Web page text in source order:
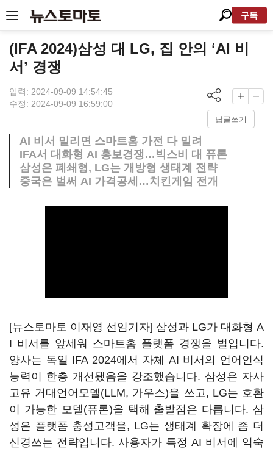
구독
(IFA 2024)삼성 대 LG, 집 안의 ‘AI 비
서’ 경쟁
입력: 2024-09-09 14:54:45
수정: 2024-09-09 16:59:00
답글쓰기
AI 비서 밀리면 스마트홈 가전 다 밀려
IFA서 대화형 AI 홍보경쟁…빅스비 대 퓨론
삼성은 폐쇄형, LG는 개방형 생태계 전략
중국은 벌써 AI 가격공세…치킨게임 전개
[뉴스토마토 이재영 선임기자] 삼성과 LG가 대화형 A
I 비서를 앞세워 스마트홈 플랫폼 경쟁을 벌입니다.
양사는 독일 IFA 2024에서 자체 AI 비서의 언어인식
능력이 한층 개선됐음을 강조했습니다. 삼성은 자사
고유 거대언어모델(LLM, 가우스)을 쓰고, LG는 호환
이 가능한 모델(퓨론)을 택해 출발점은 다릅니다. 삼
성은 플랫폼 충성고객을, LG는 생태계 확장에 좀 더
신경쓰는 전략입니다. 사용자가 특정 AI 비서에 익숙